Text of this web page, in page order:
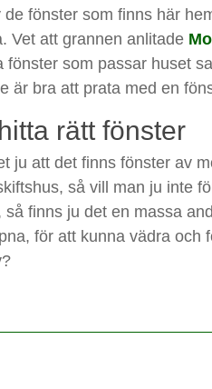
de fönster som finns här
Vet att grannen anlitade
fönster som passar huset
är bra att prata med en
rätt fönster
ju att det finns fönster av
så vill man ju inte
så finns ju det en massa
för att kunna vädra och